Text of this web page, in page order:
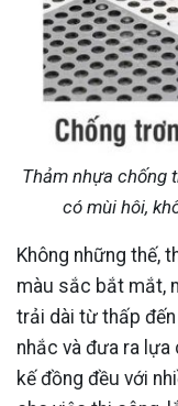
Thảm nhựa chống
có mùi hôi,
Không những thế,
màu sắc bắt mắt,
trải dài từ thấp
nhắc và đưa ra lựa
kế đồng đều với